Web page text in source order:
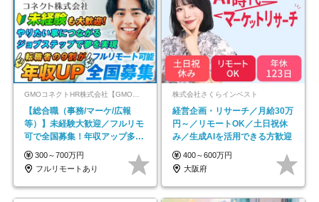
GMOコネクトHR株式会社【GMOインターネットグループ】
【総合職（事務/マーケ/広報
等）】未経験大歓迎／フルリモ
可で全国募集！年収アップ多数
★年休最大130日★
300～700万円
フルリモートあり
株式会社さくらインベスト
経営企画・リサーチ／月給30万
円～／リモートOK／土日祝休
み／生成AIを活用できる方歓迎
400～600万円
大阪府